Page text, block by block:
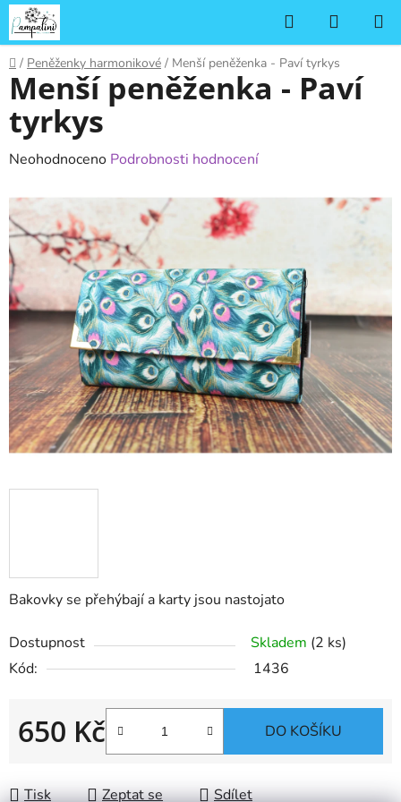
Přejít
na
obsah
Hledat
KOŠÍK
Domů
/ Peněženky harmonikové / Menší peněženka - Paví tyrkys
Bakovky se přehýbají a karty jsou nastojato
Dostupnost Skladem (2 ks)
Kód:
1436
650 Kč DO KOŠÍKU
Tisk Zeptat se Sdílet
Menší peněženka - Paví
tyrkys
Průměrné
produktu
je
0,0
z
5
hvězdiček.
Neohodnoceno Podrobnosti hodnocení